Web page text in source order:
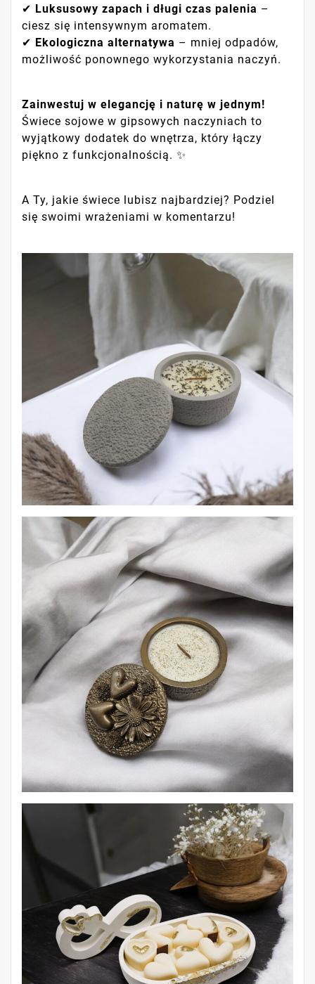
✔ Luksusowy zapach i długi czas palenia –
ciesz się intensywnym aromatem.
✔ Ekologiczna alternatywa – mniej odpadów,
możliwość ponownego wykorzystania naczyń.
Zainwestuj w elegancję i naturę w jednym!
Świece sojowe w gipsowych naczyniach to
wyjątkowy dodatek do wnętrza, który łączy
piękno z funkcjonalnością. ️✨
A Ty, jakie świece lubisz najbardziej? Podziel
się swoimi wrażeniami w komentarzu!